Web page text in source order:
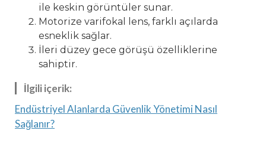
ile keskin görüntüler sunar.
Motorize varifokal lens, farklı açılarda
esneklik sağlar.
İleri düzey gece görüşü özelliklerine
sahiptir.
İlgili içerik:
Endüstriyel Alanlarda Güvenlik Yönetimi Nasıl
Sağlanır?